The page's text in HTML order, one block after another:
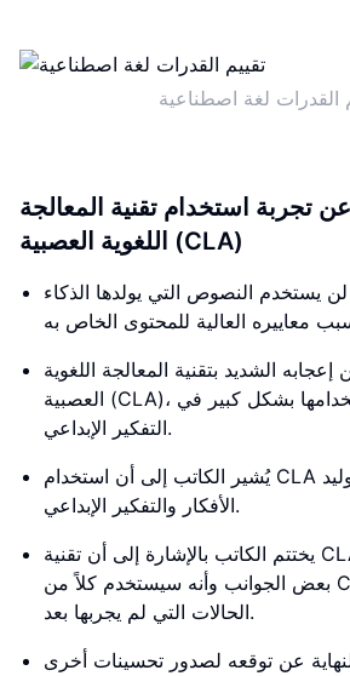
القدرات لغة اصطناعية
تجربة استخدام تقنية المعالجة
اللغوية العصبية (CLA)
يستخدم النصوص التي يولدها الذكاء
الشديد بتقنية المعالجة اللغوية
العصبية (CLA)، وأنه يفضل استخدامها بشكل كبير في
التفكير الإبداعي.
يُشير الكاتب إلى أن استخدام CLA يساعده كثيرًا في توليد
الأفكار والتفكير الإبداعي.
يختتم الكاتب بالإشارة إلى أن تقنية CLA تبدو أفضل في
بعض الجوانب وأنه سيستخدم كلاً من CLA وGPT في
الحالات التي لم يجربها بعد.
عن توقعه لصدور تحسينات أخرى